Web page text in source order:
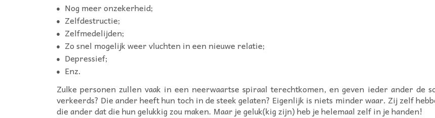
Nog meer onzekerheid;
Zelfdestructie;
Zelfmedelijden;
Zo snel mogelijk weer vluchten in een nieuwe relatie;
Depressief;
Enz.
Zulke personen zullen vaak in een neerwaartse spiraal terechtkomen, en geven ieder ander de
verkeerds? Die ander heeft hun toch in de steek gelaten? Eigenlijk is niets minder waar. Zij zelf
die ander dat die hun gelukkig zou maken. Maar je geluk(kig zijn) heb je helemaal zelf in je handen!